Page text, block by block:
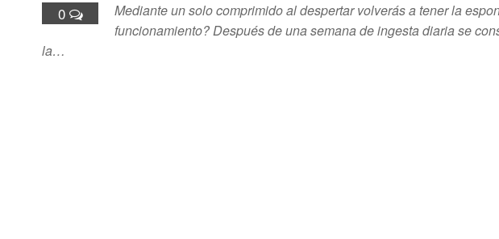
0
Mediante un solo comprimido al despertar volverás a tener la
funcionamiento? Después de una semana de ingesta diaria se
la…